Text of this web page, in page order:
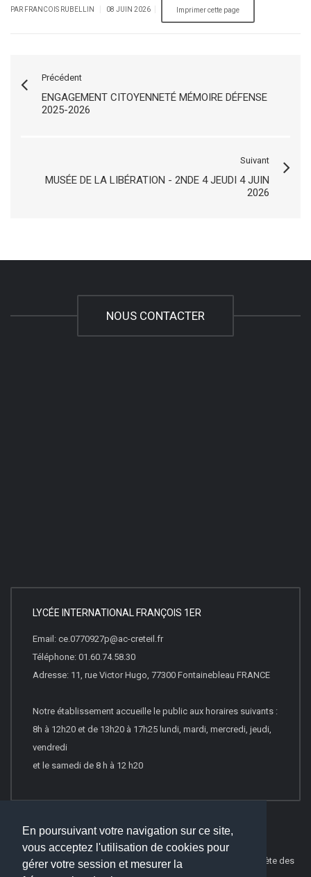
En poursuivant votre navigation sur ce site,
vous acceptez l'utilisation de cookies pour
gérer votre session et mesurer la
PAR FRANCOIS RUBELLIN 08 JUIN 2026
Précédent
ENGAGEMENT CITOYENNETÉ MÉMOIRE DÉFENSE
2025-2026
Suivant
MUSÉE DE LA LIBÉRATION - 2NDE 4 JEUDI 4 JUIN
2026
NOUS CONTACTER
LYCÉE INTERNATIONAL FRANÇOIS 1ER
Email: ce.0770927p@ac-creteil.fr
Téléphone: 01.60.74.58.30
Adresse: 11, rue Victor Hugo, 77300 Fontainebleau FRANCE
Notre établissement accueille le public aux horaires suivants :
8h à 12h20 et de 13h20 à 17h25 lundi, mardi, mercredi, jeudi,
vendredi
et le samedi de 8 h à 12 h20
© 2026 Websco Innovations -Mentions Légales
Liste Complète des